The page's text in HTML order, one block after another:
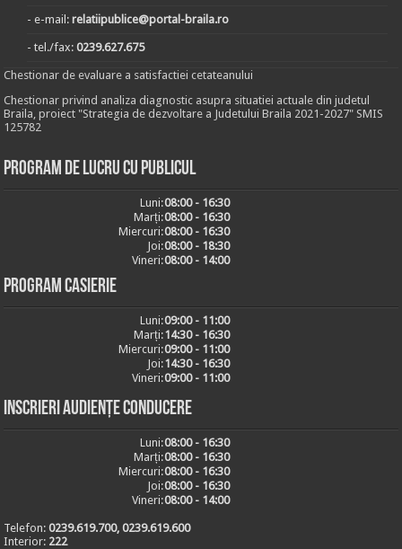
- e-mail:relatiipublice@portal-braila.ro
- tel./fax:0239.627.675
Chestionar de evaluare a satisfactiei cetateanului
Chestionar privind analiza diagnostic asupra situatiei actuale din judetul
Braila, proiect "Strategia de dezvoltare a Judetului Braila 2021-2027" SMIS
125782
Program de lucru cu publicul
Luni:08:00 - 16:30
Marți:08:00 - 16:30
Miercuri:08:00 - 16:30
Joi:08:00 - 18:30
Vineri:08:00 - 14:00
Program casierie
Luni:09:00 - 11:00
Marți:14:30 - 16:30
Miercuri:09:00 - 11:00
Joi:14:30 - 16:30
Vineri:09:00 - 11:00
Inscrieri audiențe conducere
Luni:08:00 - 16:30
Marți:08:00 - 16:30
Miercuri:08:00 - 16:30
Joi:08:00 - 16:30
Vineri:08:00 - 14:00
Telefon:0239.619.700, 0239.619.600
Interior: 222